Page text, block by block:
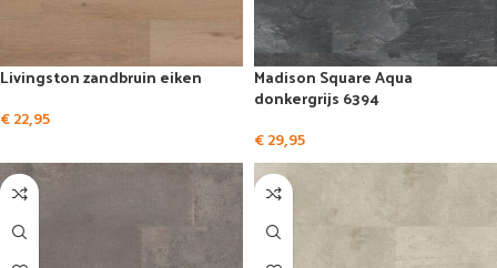
Livingston zandbruin eiken
€22,95
Madison Square Aqua
donkergrijs 6394
€29,95